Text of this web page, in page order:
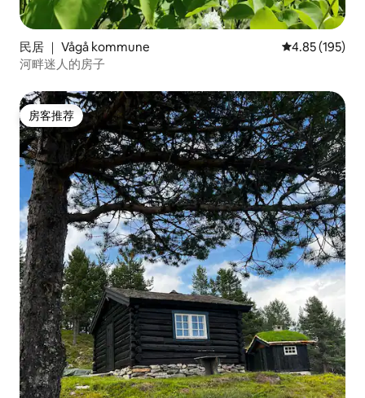
民居 ｜ Vågå kommune 平均评分 4.85
4.85 (195)
河畔迷人的房子
房客推荐
房客推荐